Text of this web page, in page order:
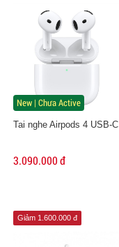
New | Chưa Active
Tai nghe Airpods 4 USB-C
3.090.000 đ
Giảm 1.600.000 đ